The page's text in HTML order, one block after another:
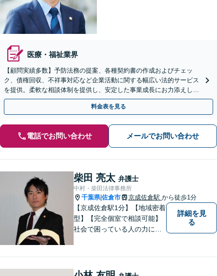
医療・福祉業界
【顧問実績多数】予防法務の提案、各種契約書の作成およびチェッ
ク、債権回収、不祥事対応など企業活動に関する幅広い法的サービス
を提供。柔軟な相談体制を提供し、安定した事業成長にお力添えしま
す【休日・夜間面談対応】
料金表を見る
電話でお問い合わせ メールでお問い合わせ
柴田 亮太 弁護士
中村・柴田法律事務所
千葉県|佐倉市 京成佐倉駅 から徒歩1分
【京成佐倉駅1分】【地域密着
型】【完全個室で相談可能】
社会で困っている人の力にな
相続、離婚・男女問題、交通
詳細を見
る